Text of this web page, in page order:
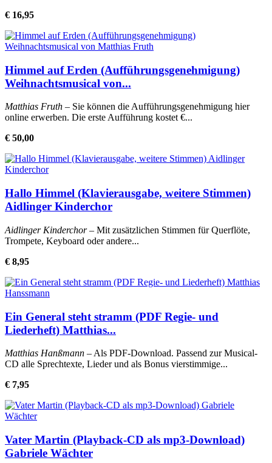
€ 16,95
Himmel auf Erden (Aufführungsgenehmigung)
Weihnachtsmusical von...
Matthias Fruth – Sie können die Aufführungsgenehmigung hier
online erwerben. Die erste Aufführung kostet €...
€ 50,00
Hallo Himmel (Klavierausgabe, weitere Stimmen)
Aidlinger Kinderchor
Aidlinger Kinderchor– Mit zusätzlichen Stimmen für Querflöte,
Trompete, Keyboard oder andere...
€ 8,95
Ein General steht stramm (PDF Regie- und
Liederheft) Matthias...
Matthias Hanßmann – Als PDF-Download. Passend zur Musical-
CD alle Sprechtexte, Lieder und als Bonus vierstimmige...
€ 7,95
Vater Martin (Playback-CD als mp3-Download)
Gabriele Wächter